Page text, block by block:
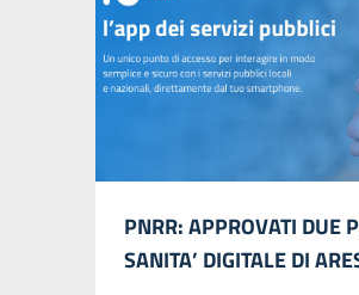
PNRR: APPROVATI DUE
SANITA’ DIGITALE DI